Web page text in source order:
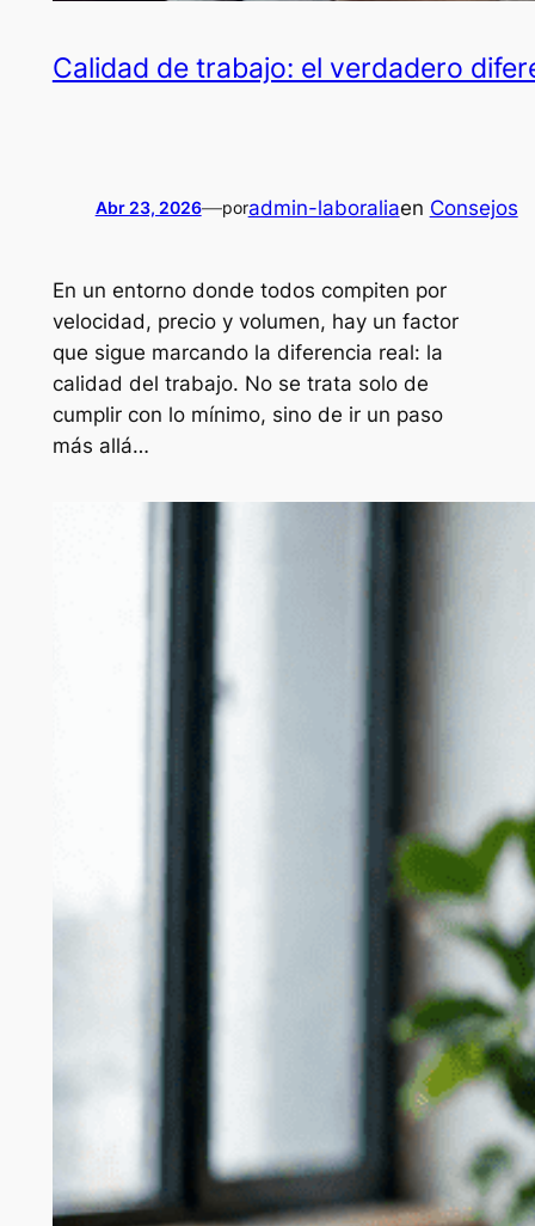
Calidad de trabajo: el verdadero
Abr 23, 2026—poradmin-laboraliaen Consejos
En un entorno donde todos compiten por
velocidad, precio y volumen, hay un factor
que sigue marcando la diferencia real: la
calidad del trabajo. No se trata solo de
cumplir con lo mínimo, sino de ir un paso
más allá…